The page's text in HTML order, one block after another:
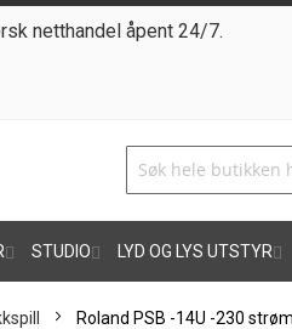
netthandel åpent 24/7.
STUDIO LYD OG LYS UTSTYR
Roland PSB -14U -230